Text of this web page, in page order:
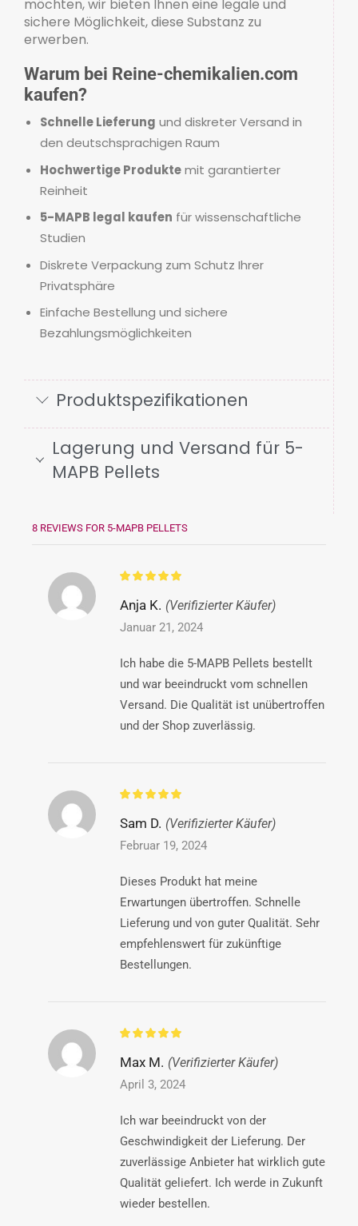
möchten, wir bieten Ihnen eine legale und
sichere Möglichkeit, diese Substanz zu
erwerben.
Warum bei Reine-chemikalien.com
kaufen?
Schnelle Lieferung und diskreter Versand in
den deutschsprachigen Raum
Hochwertige Produktemit garantierter
Reinheit
5-MAPB legal kaufen für wissenschaftliche
Studien
Diskrete Verpackung zum Schutz Ihrer
Privatsphäre
Einfache Bestellung und sichere
Bezahlungsmöglichkeiten
Produktspezifikationen
Lagerung und Versand für 5-
MAPB Pellets
8 REVIEWS FOR 5-MAPB PELLETS
Anja K. (Verifizierter Käufer)
Januar 21, 2024
Ich habe die 5-MAPB Pellets bestellt
und war beeindruckt vom schnellen
Versand. Die Qualität ist unübertroffen
und der Shop zuverlässig.
Sam D. (Verifizierter Käufer)
Februar 19, 2024
Dieses Produkt hat meine
Erwartungen übertroffen. Schnelle
Lieferung und von guter Qualität. Sehr
empfehlenswert für zukünftige
Bestellungen.
Max M. (Verifizierter Käufer)
April 3, 2024
Ich war beeindruckt von der
Geschwindigkeit der Lieferung. Der
zuverlässige Anbieter hat wirklich gute
Qualität geliefert. Ich werde in Zukunft
wieder bestellen.